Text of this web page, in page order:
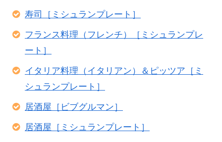
寿司［ミシュランプレート］
フランス料理（フレンチ）［ミシュランプレ
ート］
イタリア料理（イタリアン）＆ピッツア［ミ
シュランプレート］
居酒屋［ビブグルマン］
居酒屋［ミシュランプレート］